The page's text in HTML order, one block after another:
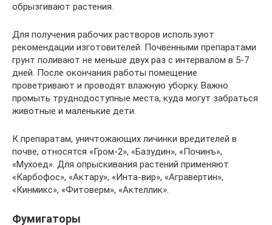
обрызгивают растения.
Для получения рабочих растворов используют
рекомендации изготовителей. Почвенными препаратами
грунт поливают не меньше двух раз с интервалом в 5-7
дней. После окончания работы помещение
проветривают и проводят влажную уборку. Важно
промыть труднодоступные места, куда могут забраться
животные и маленькие дети.
К препаратам, уничтожающих личинки вредителей в
почве, относятся «Гром-2», «Базудин», «Починъ»,
«Мухоед». Для опрыскивания растений применяют
«Карбофос», «Актару», «Инта-вир», «Агравертин»,
«Кинмикс», «Фитоверм», «Актеллик».
Фумигаторы